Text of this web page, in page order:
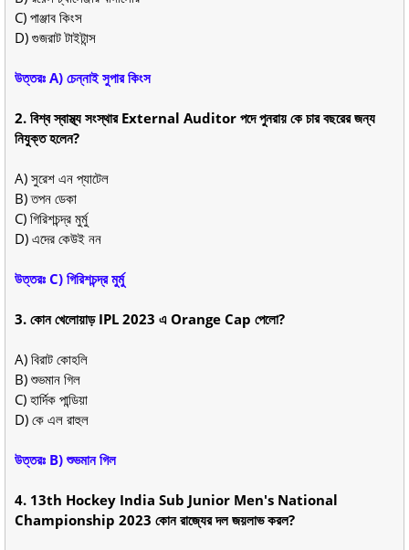
C) পাঞ্জাব কিংস
D) গুজরাট টাইটান্স
উত্তরঃ A) চেন্নাই সুপার কিংস
2. বিশ্ব স্বাস্থ্য সংস্থার External Auditor পদে পুনরায় কে চার বছরের জন্য
নিযুক্ত হলেন?
A) সুরেশ এন প্যাটেল
B) তপন ডেকা
C) গিরিশচন্দ্র মুর্মু
D) এদের কেউই নন
উত্তরঃ C) গিরিশচন্দ্র মুর্মু
3. কোন খেলোয়াড় IPL 2023 এ Orange Cap পেলো?
A) বিরাট কোহলি
B) শুভমান গিল
C) হার্দিক পান্ডিয়া
D) কে এল রাহুল
উত্তরঃ B) শুভমান গিল
4. 13th Hockey India Sub Junior Men's National
Championship 2023 কোন রাজ্যের দল জয়লাভ করল?